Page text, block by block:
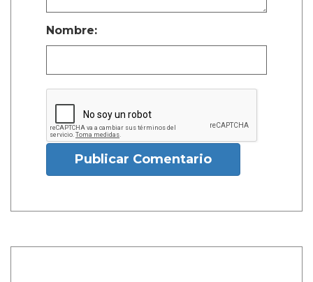
Nombre:
Publicar Comentario